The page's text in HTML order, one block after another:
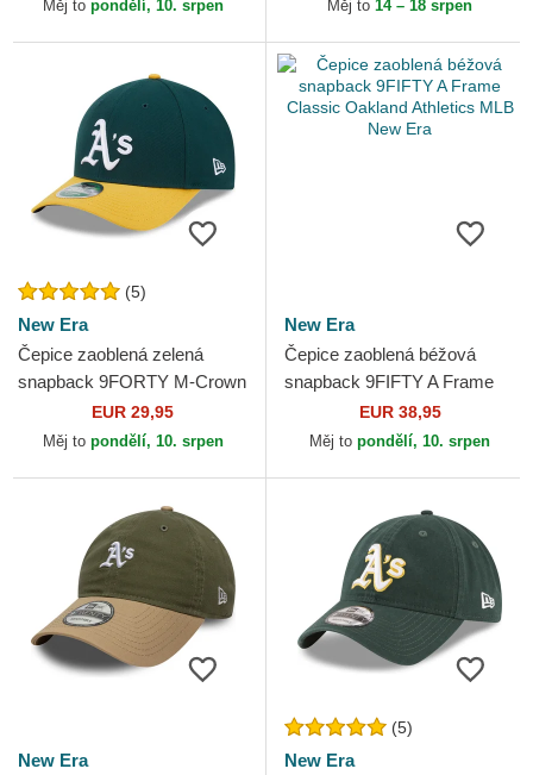
Měj to pondělí, 10. srpen Měj to 14 – 18 srpen
(5)
New Era
Čepice zaoblená zelená
snapback 9FORTY M-Crown
Player Replica Oakland
Athletics MLB New Era
EUR 29,95
Měj to pondělí, 10. srpen
New Era
Čepice zaoblená béžová
snapback 9FIFTY A Frame
Classic Oakland Athletics
MLB New Era
EUR 38,95
Měj to pondělí, 10. srpen
New Era
(5)
New Era